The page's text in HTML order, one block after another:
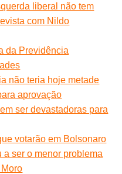
liberal não tem
com Nildo
da Previdência
não teria hoje metade
aprovação
ser devastadoras para
votarão em Bolsonaro
ser o menor problema